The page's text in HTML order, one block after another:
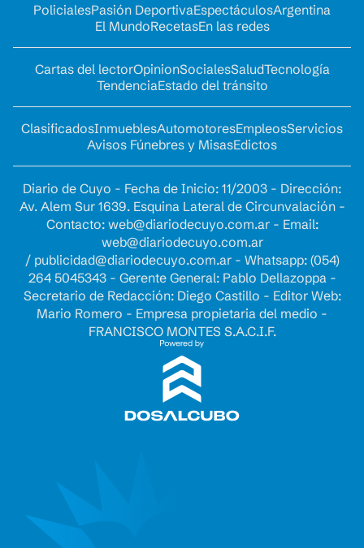
PolicialesPasión DeportivaEspectáculosArgentina
El MundoRecetasEn las redes
Cartas del lectorOpinionSocialesSaludTecnología
TendenciaEstado del tránsito
ClasificadosInmueblesAutomotoresEmpleosServicios
Avisos Fúnebres y MisasEdictos
Diario de Cuyo - Fecha de Inicio: 11/2003 - Dirección:
Av. Alem Sur 1639. Esquina Lateral de Circunvalación -
Contacto: web@diariodecuyo.com.ar- Email:
web@diariodecuyo.com.ar
/ publicidad@diariodecuyo.com.ar- Whatsapp: (054)
264 5045343 - Gerente General: Pablo Dellazoppa -
Secretario de Redacción: Diego Castillo - Editor Web:
Mario Romero - Empresa propietaria del medio -
FRANCISCO MONTES S.A.C.I.F.